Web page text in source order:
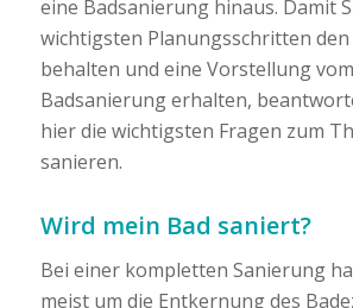
eine Badsanierung hinaus. Damit
wichtigsten Planungsschritten
behalten und eine Vorstellung
Badsanierung erhalten,
hier die wichtigsten Fragen zum
sanieren.
Wird mein Bad saniert?
Bei einer kompletten Sanierung
meist um die Entkernung des